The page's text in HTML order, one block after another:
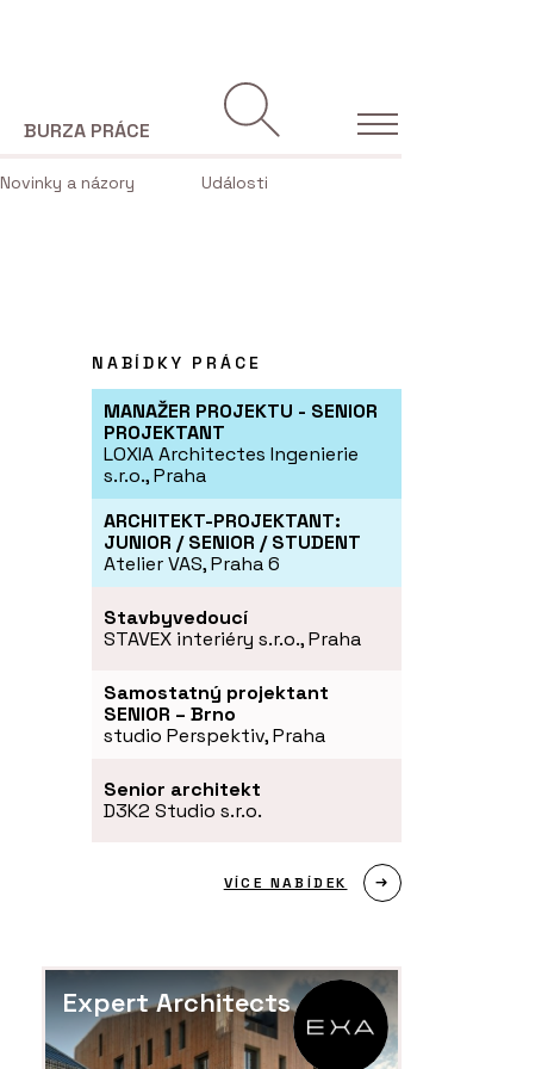
Novinky a názory Události
BURZA PRÁCE
NABÍDKY PRÁCE
MANAŽER PROJEKTU - SENIOR
PROJEKTANT
LOXIA Architectes Ingenierie
s.r.o., Praha
ARCHITEKT-PROJEKTANT:
JUNIOR / SENIOR / STUDENT
Atelier VAS, Praha 6
Stavbyvedoucí
STAVEX interiéry s.r.o., Praha
Samostatný projektant
SENIOR – Brno
studio Perspektiv, Praha
Senior architekt
D3K2 Studio s.r.o.
VÍCE NABÍDEK
Expert Architects